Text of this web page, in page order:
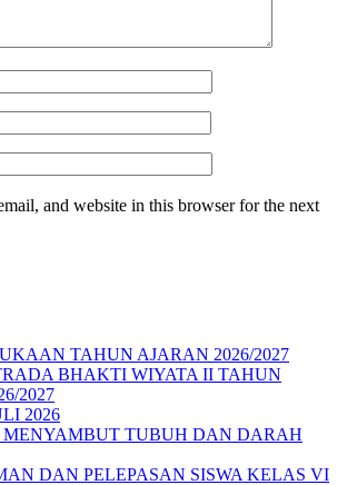
and website in this browser for the next
TAHUN AJARAN 2026/2027
BHAKTI WIYATA II TAHUN
2027
2026
MENYAMBUT TUBUH DAN DARAH
DAN PELEPASAN SISWA KELAS VI